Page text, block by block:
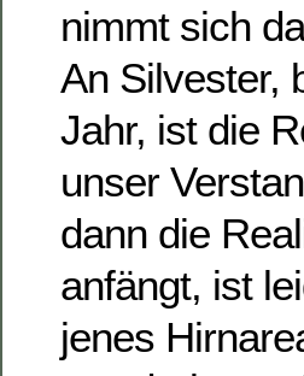
nimmt sich
An Silvester,
Jahr, ist die
unser
dann die
anfängt, ist
jenes